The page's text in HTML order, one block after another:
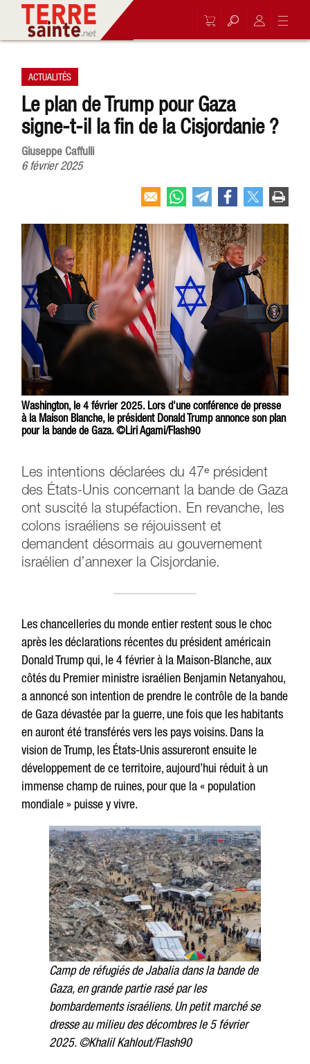
ACTUALITÉS
Le plan de Trump pour Gaza
signe-t-il la fin de la Cisjordanie ?
Giuseppe Caffulli
6 février 2025
Washington, le 4 février 2025. Lors d'une conférence de presse
à la Maison Blanche, le président Donald Trump annonce son plan
pour la bande de Gaza. ©Liri Agami/Flash90
Les intentions déclarées du 47ᵉ président
des États-Unis concernant la bande de Gaza
ont suscité la stupéfaction. En revanche, les
colons israéliens se réjouissent et
demandent désormais au gouvernement
israélien d’annexer la Cisjordanie.
Les chancelleries du monde entier restent sous le choc
après les déclarations récentes du président américain
Donald Trump qui, le 4 février à la Maison-Blanche, aux
côtés du Premier ministre israélien Benjamin Netanyahou,
a annoncé son intention de prendre le contrôle de la bande
de Gaza dévastée par la guerre, une fois que les habitants
en auront été transférés vers les pays voisins. Dans la
vision de Trump, les États-Unis assureront ensuite le
développement de ce territoire, aujourd’hui réduit à un
immense champ de ruines, pour que la « population
mondiale » puisse y vivre.
Camp de réfugiés de Jabalia dans la bande de
Gaza, en grande partie rasé par les
bombardements israéliens. Un petit marché se
dresse au milieu des décombres le 5 février
2025. ©Khalil Kahlout/Flash90